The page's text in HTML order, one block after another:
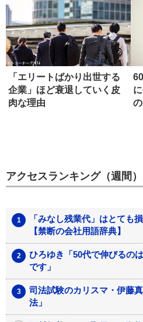
「エリートばかり出世する
企業」ほど衰退していく皮
肉な理由
アクセスランキング（週間）
「みなし残業代」はとても
【禁断の会社用語辞典】
ひろゆき「50代で伸びるの
です」
司法試験のカリスマ・伊藤
法」